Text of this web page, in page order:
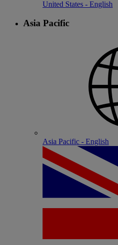
United States - English
Asia Pacific
Asia Pacific - English